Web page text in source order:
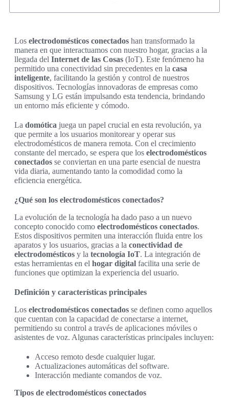
Los electrodomésticos conectados han transformado la
manera en que interactuamos con nuestro hogar, gracias a la
llegada del Internet de las Cosas (IoT). Este fenómeno ha
permitido una conectividad sin precedentes en la casa
inteligente, facilitando la gestión y control de nuestros
dispositivos. Tecnologías innovadoras de empresas como
Samsung y LG están impulsando esta tendencia, brindando
un entorno más eficiente y cómodo.
La domótica juega un papel crucial en esta revolución, ya
que permite a los usuarios monitorear y operar sus
electrodomésticos de manera remota. Con el crecimiento
constante del mercado, se espera que los electrodomésticos
conectados se conviertan en una parte esencial de nuestra
vida diaria, aumentando tanto la comodidad como la
eficiencia energética.
¿Qué son los electrodomésticos conectados?
La evolución de la tecnología ha dado paso a un nuevo
concepto conocido como electrodomésticos conectados.
Estos dispositivos permiten una interacción fluida entre los
aparatos y los usuarios, gracias a la conectividad de
electrodomésticos y la tecnología IoT. La integración de
estas herramientas en el hogar digital facilita una serie de
funciones que optimizan la experiencia del usuario.
Definición y características principales
Los electrodomésticos conectados se definen como aquellos
que cuentan con la capacidad de conectarse a internet,
permitiendo su control a través de aplicaciones móviles o
asistentes de voz. Algunas características principales incluyen:
Acceso remoto desde cualquier lugar.
Actualizaciones automáticas del software.
Interacción mediante comandos de voz.
Tipos de electrodomésticos conectados